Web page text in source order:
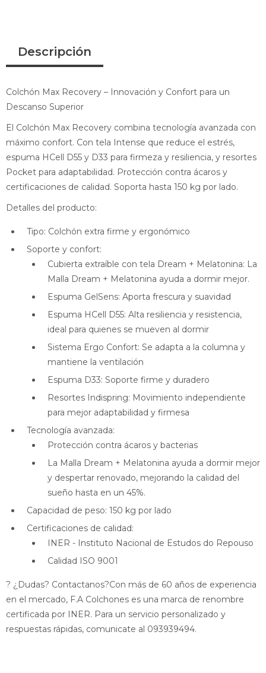
Descripción
Colchón Max Recovery – Innovación y Confort para un
Descanso Superior
El Colchón Max Recovery combina tecnología avanzada con
máximo confort. Con tela Intense que reduce el estrés,
espuma HCell D55 y D33 para firmeza y resiliencia, y resortes
Pocket para adaptabilidad. Protección contra ácaros y
certificaciones de calidad. Soporta hasta 150 kg por lado.
Detalles del producto:
Tipo: Colchón extra firme y ergonómico
Soporte y confort:
Cubierta extraíble con tela Dream + Melatonina: La
Malla Dream + Melatonina ayuda a dormir mejor.
Espuma GelSens: Aporta frescura y suavidad
Espuma HCell D55: Alta resiliencia y resistencia,
ideal para quienes se mueven al dormir
Sistema Ergo Confort: Se adapta a la columna y
mantiene la ventilación
Espuma D33: Soporte firme y duradero
Resortes Indispring: Movimiento independiente
para mejor adaptabilidad y firmesa
Tecnología avanzada:
Protección contra ácaros y bacterias
La Malla Dream + Melatonina ayuda a dormir mejor
y despertar renovado, mejorando la calidad del
sueño hasta en un 45%.
Capacidad de peso: 150 kg por lado
Certificaciones de calidad:
INER - Instituto Nacional de Estudos do Repouso
Calidad ISO 9001
? ¿Dudas? Contactanos?Con más de 60 años de experiencia
en el mercado, F.A Colchones es una marca de renombre
certificada por INER. Para un servicio personalizado y
respuestas rápidas, comunicate al 093939494.